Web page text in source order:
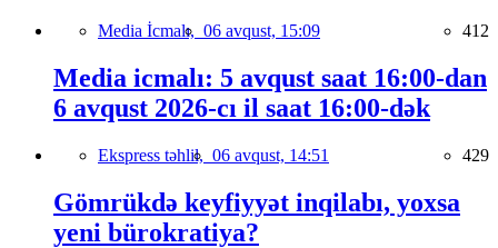
Media İcmalı, 06 avqust, 15:09 412
Media icmalı: 5 avqust saat 16:00-dan
6 avqust 2026-cı il saat 16:00-dək
Ekspress təhlil, 06 avqust, 14:51 429
Gömrükdə keyfiyyət inqilabı, yoxsa
yeni bürokratiya?